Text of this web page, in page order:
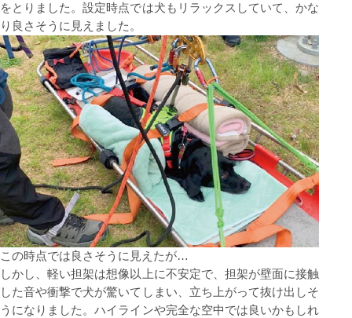
をとりました。設定時点では⽝もリラックスしていて、かな
り良さそうに⾒えました。
この時点では良さそうに⾒えたが…
しかし、軽い担架は想像以上に不安定で、担架が壁⾯に接触
した⾳や衝撃で⽝が驚いてしまい、⽴ち上がって抜け出しそ
うになりました。ハイラインや完全な空中では良いかもしれ